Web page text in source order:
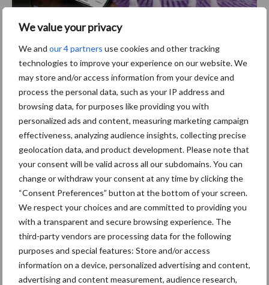
We value your privacy
We and our 4 partners use cookies and other tracking
technologies to improve your experience on our website. We
may store and/or access information from your device and
process the personal data, such as your IP address and
browsing data, for purposes like providing you with
personalized ads and content, measuring marketing campaign
effectiveness, analyzing audience insights, collecting precise
geolocation data, and product development. Please note that
your consent will be valid across all our subdomains. You can
change or withdraw your consent at any time by clicking the
“Consent Preferences” button at the bottom of your screen.
We respect your choices and are committed to providing you
with a transparent and secure browsing experience. The
third-party vendors are processing data for the following
purposes and special features: Store and/or access
information on a device, personalized advertising and content,
advertising and content measurement, audience research,
Grondstoffenmarkt blijft
grillig: droogte en
geopolitiek houden handel
in de greep
De speenhuid: een vaak
onderschatte risicofactor
voor mastitis
ForFarmers ziet volume en
marktaandeel groeien in
krimpende Nederlandse
markt